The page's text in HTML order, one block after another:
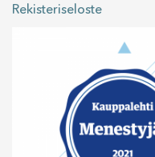
Rekisteriseloste